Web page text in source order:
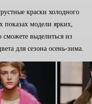
краски холодного
показах модели ярких,
выделиться из
для сезона осень-зима.